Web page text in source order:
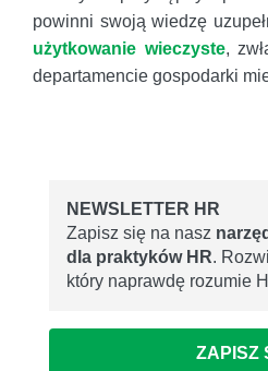
powinni swoją wiedzę
użytkowanie wieczyste,
departamencie gospodarki
NEWSLETTER HR
Zapisz się na nasz
dla praktyków HR.
który naprawdę rozumie
ZAPISZ